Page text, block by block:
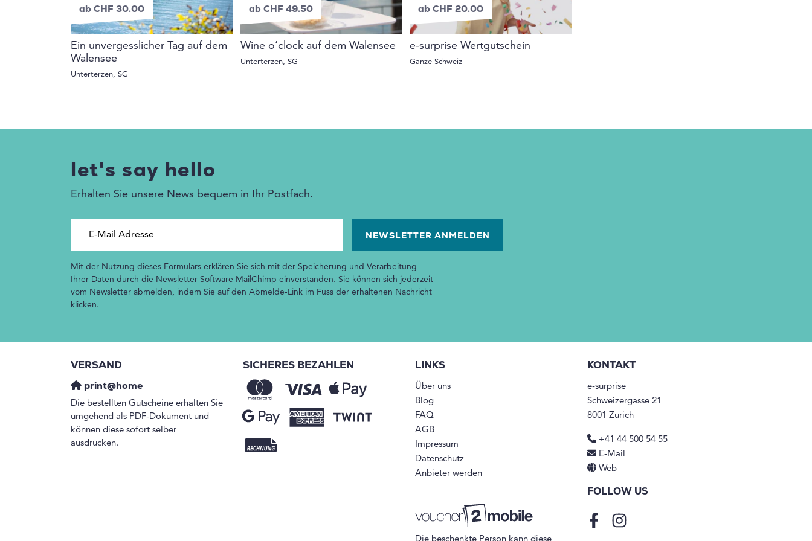
ab CHF 30.00
Ein unvergesslicher Tag auf dem
Walensee
Unterterzen, SG
ab CHF 49.50
Wine o’clock auf dem Walensee
Unterterzen, SG
ab CHF 20.00
e-surprise Wertgutschein
Ganze Schweiz
let's say hello
Erhalten Sie unsere News bequem in Ihr Postfach.
Mit der Nutzung dieses Formulars erklären Sie sich mit der Speicherung und Verarbeitung
Ihrer Daten durch die Newsletter-Software MailChimp einverstanden. Sie können sich jederzeit
vom Newsletter abmelden, indem Sie auf den Abmelde-Link im Fuss der erhaltenen Nachricht
klicken.
VERSAND
print@home
Die bestellten Gutscheine erhalten Sie
umgehend als PDF-Dokument und
können diese sofort selber
ausdrucken.
SICHERES BEZAHLEN LINKS
Über uns
Blog
FAQ
AGB
Impressum
Datenschutz
Anbieter werden
KONTAKT
e-surprise
Schweizergasse 21
8001 Zurich
+41 44 500 54 55
E-Mail
Web
FOLLOW US
FacebookInstagram